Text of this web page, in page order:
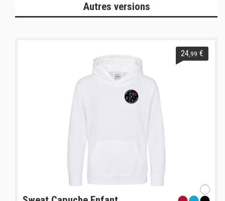
Autres versions
24,99 €